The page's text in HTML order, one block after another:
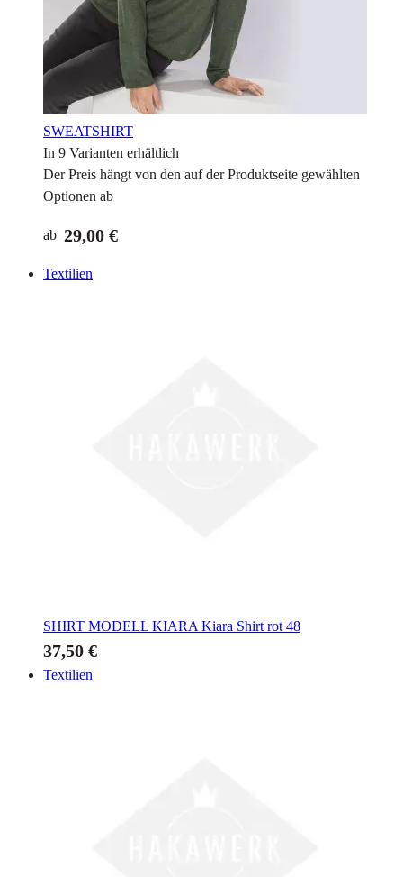
SWEATSHIRT
In 9 Varianten erhältlich
Der Preis hängt von den auf der Produktseite gewählten
Optionen ab
ab 29,00 €
Textilien
SHIRT MODELL KIARA Kiara Shirt rot 48
37,50 €
Textilien